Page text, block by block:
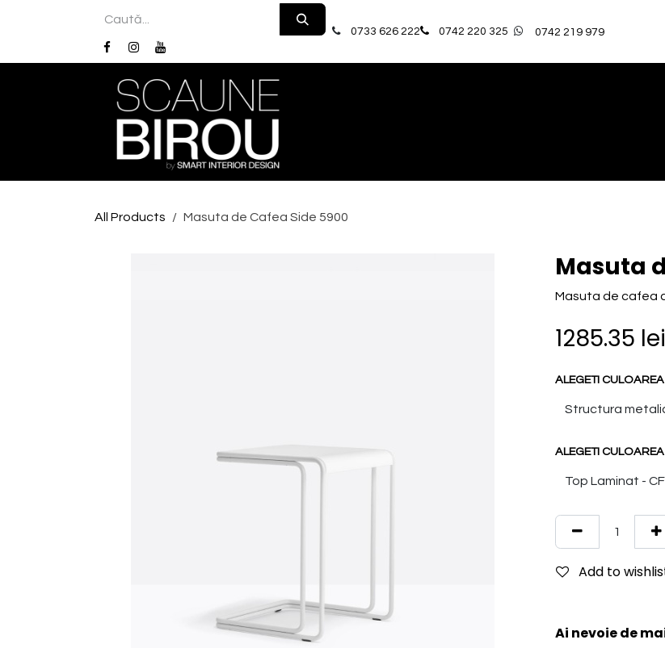
0733 626 222​ 0742 220 325 0742 219 979
All Products Masuta de Cafea Side 5900
Masuta
Masuta de cafea
1285.35 lei
ALEGETI
ALEGETI
Add to
Ai nevoie de